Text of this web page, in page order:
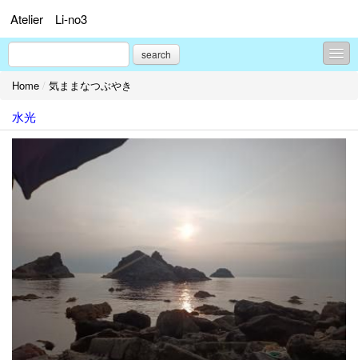
Atelier Li-no3
search
気ままなつぶやき
歴史探訪
イザベラ」バードの通った道
過去の仕事
お問合せ
Home / 気ままなつぶやき
水光